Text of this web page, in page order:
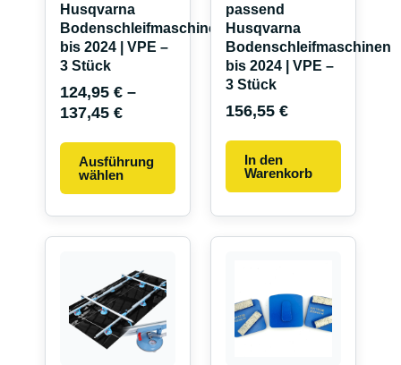
Husqvarna
Bodenschleifmaschinen
bis 2024 | VPE –
3 Stück
124,95€ –
137,45€
Ausführung
wählen
werden
passend
Husqvarna
Bodenschleifmaschinen
bis 2024 | VPE –
3 Stück
156,55 €
In den
Warenkorb